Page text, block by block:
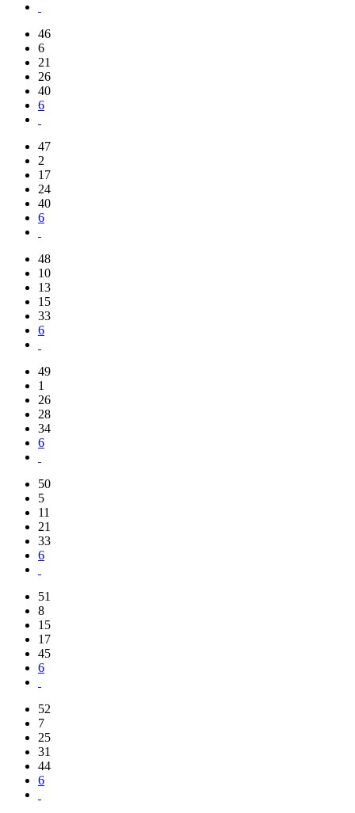
46
6
21
26
40
6
47
2
17
24
40
6
48
10
13
15
33
6
49
1
26
28
34
6
50
5
11
21
33
6
51
8
15
17
45
6
52
7
25
31
44
6